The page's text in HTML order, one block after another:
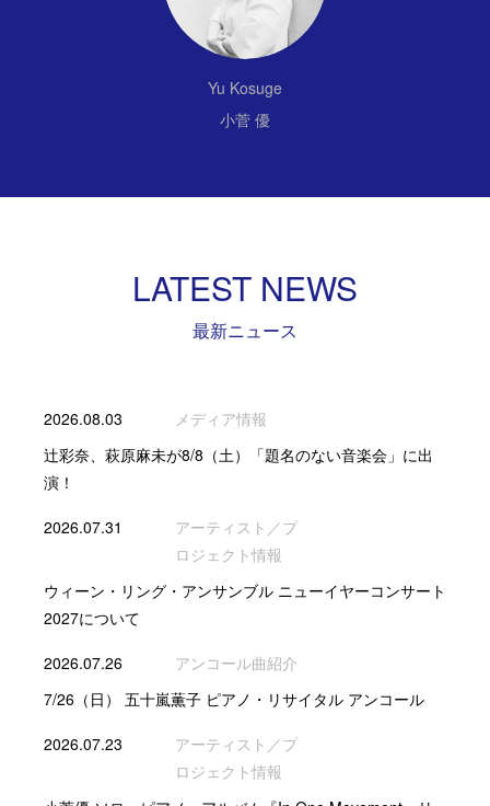
Yu Kosuge
小菅 優
LATEST NEWS
最新ニュース
2026.08.03
メディア情報
辻彩奈、萩原麻未が8/8（土）「題名のない音楽会」に出
演！
2026.07.31
アーティスト／プ
ロジェクト情報
ウィーン・リング・アンサンブル ニューイヤーコンサート
2027について
2026.07.26
アンコール曲紹介
7/26（日） 五十嵐薫子 ピアノ・リサイタル アンコール
2026.07.23
アーティスト／プ
ロジェクト情報